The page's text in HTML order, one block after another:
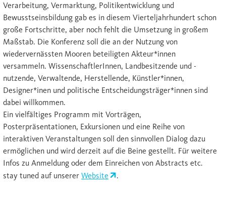
Verarbeitung, Vermarktung, Politikentwicklung und
Bewusstseinsbildung gab es in diesem Vierteljahrhundert schon
große Fortschritte, aber noch fehlt die Umsetzung in großem
Maßstab. Die Konferenz soll die an der Nutzung von
wiedervernässten Mooren beteiligten Akteur*innen
versammeln. WissenschaftlerInnen, Landbesitzende und -
nutzende, Verwaltende, Herstellende, Künstler*innen,
Designer*inen und politische Entscheidungsträger*innen sind
dabei willkommen.
Ein vielfältiges Programm mit Vorträgen,
Posterpräsentationen, Exkursionen und eine Reihe von
interaktiven Veranstaltungen soll den sinnvollen Dialog dazu
ermöglichen und wird derzeit auf die Beine gestellt. Für weitere
Infos zu Anmeldung oder dem Einreichen von Abstracts etc.
stay tuned auf unserer Website .